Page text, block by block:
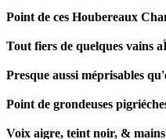
Point de ces Houbereaux
Tout fiers de quelques vains
Presque aussi méprisables
Point de grondeuses
Voix aigre, teint noir, & mains